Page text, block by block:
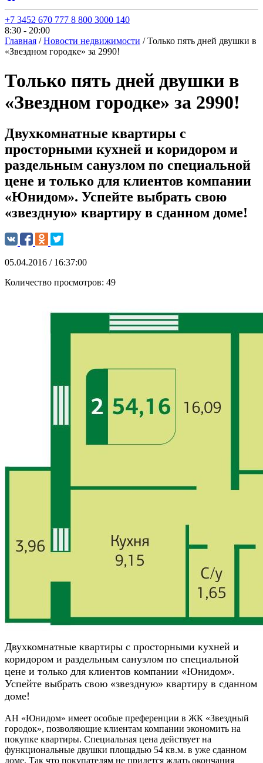
+7 3452 670 777 8 800 3000 140
8:30 - 20:00
Главная / Новости недвижимости / Только пять дней двушки в
«Звездном городке» за 2990!
Только пять дней двушки в
«Звездном городке» за 2990!
Двухкомнатные квартиры с
просторными кухней и коридором и
раздельным санузлом по специальной
цене и только для клиентов компании
«Юнидом». Успейте выбрать свою
«звездную» квартиру в сданном доме!
05.04.2016 / 16:37:00
Количество просмотров: 49
Двухкомнатные квартиры с просторными кухней и
коридором и раздельным санузлом по специальной
цене и только для клиентов компании «Юнидом».
Успейте выбрать свою «звездную» квартиру в сданном
доме!
АН «Юнидом» имеет особые преференции в ЖК «Звездный
городок», позволяющие клиентам компании экономить на
покупке квартиры. Специальная цена действует на
функциональные двушки площадью 54 кв.м. в уже сданном
доме. Так что покупателям не придется ждать окончания